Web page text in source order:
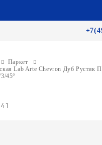
Паркет
Lab Arte Chevron Дуб Рустик
45°